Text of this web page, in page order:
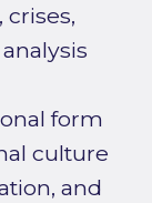
form
culture
and